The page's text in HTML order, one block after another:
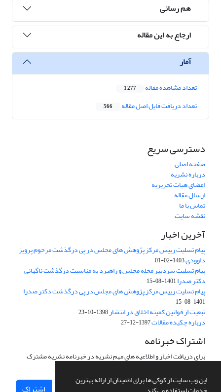
این وب سایت از کوکی ها برای اطمینان از ارائه بهترین
هم رسانی
ارجاع به این مقاله
آمار
تعداد مشاهده مقاله 1,277
تعداد دریافت فایل اصل مقاله 566
دسترسی سریع
صفحه اصلی
درباره نشریه
اعضای هیات تحریریه
ارسال مقاله
تماس با ما
نقشه سایت
آخرین اخبار
پیام تسلیت رییس مرکز پژوهش های مجلس در پی درگذشت مرحوم پرویز
داوودی1403-02-01
پیام تسلیت سردبیر مجله مجلس و راهبرد به مناسبت درگذشت ناگهانی
دکتر صدرا1401-08-15
پیام تسلیت رییس مرکز پژوهش های مجلس در پی درگذشت دکتر صدرا
1401-08-15
تبعیت از قوانین کمیته اخلاق در انتشار1398-10-23
درباره چکیده مقالات1397-12-27
اشتراک خبرنامه
برای دریافت اخبار و اطلاعیه های مهم نشریه در خبرنامه نشریه مشترک